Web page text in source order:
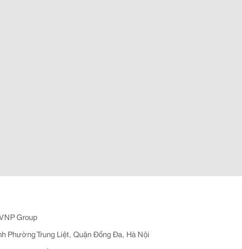
Group
Phường Trung Liệt, Quận Đống Đa, Hà Nội